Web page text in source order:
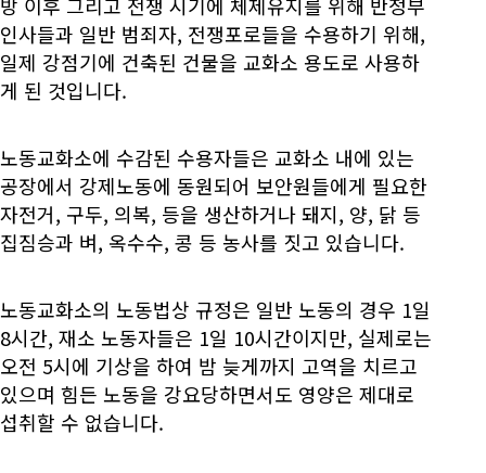
인사들과 일반 범죄자, 전쟁포로들을 수용하기 위해,
일제 강점기에 건축된 건물을 교화소 용도로 사용하
게 된 것입니다.
노동교화소에 수감된 수용자들은 교화소 내에 있는
공장에서 강제노동에 동원되어 보안원들에게 필요한
자전거, 구두, 의복, 등을 생산하거나 돼지, 양, 닭 등
집짐승과 벼, 옥수수, 콩 등 농사를 짓고 있습니다.
노동교화소의 노동법상 규정은 일반 노동의 경우 1일
8시간, 재소 노동자들은 1일 10시간이지만, 실제로는
오전 5시에 기상을 하여 밤 늦게까지 고역을 치르고
있으며 힘든 노동을 강요당하면서도 영양은 제대로
섭취할 수 없습니다.